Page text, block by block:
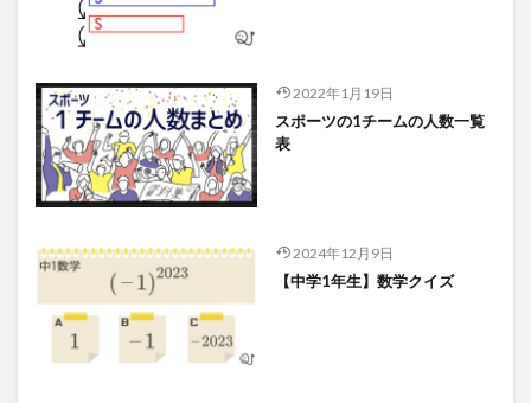
2022年1月19日
スポーツの1チームの人数一覧
表
2024年12月9日
【中学1年生】数学クイズ